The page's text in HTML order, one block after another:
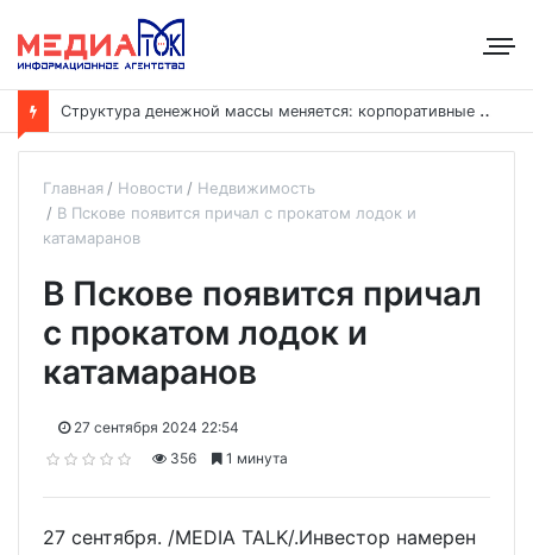
С
труктура денежной массы меняется: корпоративные депозиты обогнали вклады населения
Главная Новости
Недвижимость
В Пскове появится причал с прокатом лодок и
катамаранов
В Пскове появится причал
с прокатом лодок и
катамаранов
27 сентября 2024 22:54
356
1 минута
27 сентября. /MEDIA TALK/.Инвестор намерен